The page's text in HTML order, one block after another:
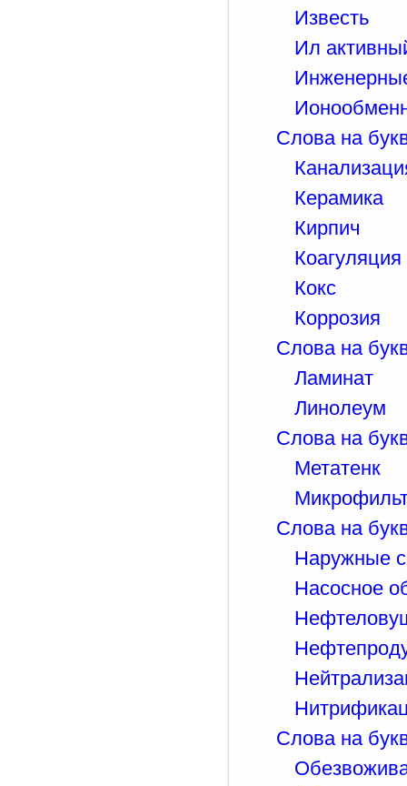
Известь
Ил
Слова на
Керамика
Кирпич
Коагуляция
Кокс
Коррозия
Слова на
Ламинат
Линолеум
Слова на
Метатенк
Слова на
Наружные
Насосное
Слова на